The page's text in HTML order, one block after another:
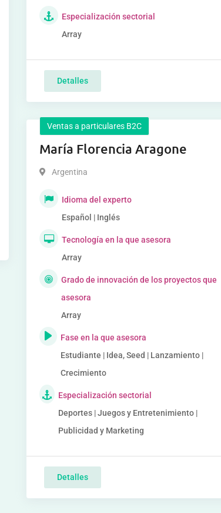
Especialización sectorial
Array
Detalles
Ventas a particulares B2C
María Florencia Aragone
Argentina
Idioma del experto
Español | Inglés
Tecnología en la que asesora
Array
Grado de innovación de los proyectos que
asesora
Array
Fase en la que asesora
Estudiante | Idea, Seed | Lanzamiento |
Crecimiento
Especialización sectorial
Deportes | Juegos y Entretenimiento |
Publicidad y Marketing
Detalles